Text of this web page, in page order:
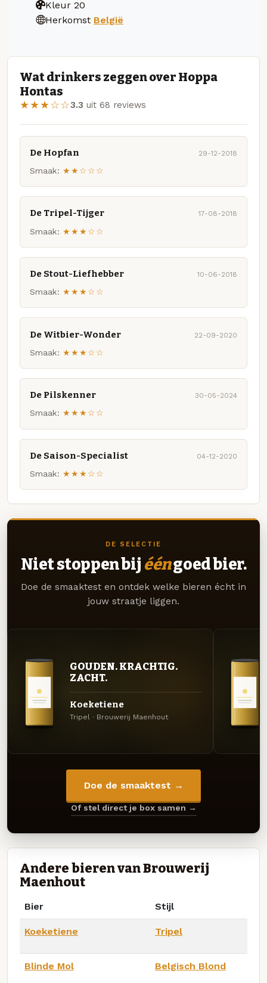
Kleur 20
Herkomst België
Wat drinkers zeggen over Hoppa
Hontas
★★★☆☆3.3 uit 68 reviews
De Hopfan 29-12-2018
Smaak: ★★☆☆☆
De Tripel-Tijger 17-08-2018
Smaak: ★★★☆☆
De Stout-Liefhebber 10-06-2018
Smaak: ★★★☆☆
De Witbier-Wonder 22-09-2020
Smaak: ★★★☆☆
De Pilskenner 30-05-2024
Smaak: ★★★☆☆
De Saison-Specialist 04-12-2020
Smaak: ★★★☆☆
DE SELECTIE
Niet stoppen bij ééngoed bier.
Doe de smaaktest en ontdek welke bieren écht in
jouw straatje liggen.
GOUDEN. KRACHTIG.
ZACHT.
Koeketiene
Tripel · Brouwerij Maenhout
Doe de smaaktest →
Of stel direct je box samen →
Andere bieren van Brouwerij
Maenhout
Bier Stijl
Koeketiene Tripel
Blinde Mol Belgisch Blond